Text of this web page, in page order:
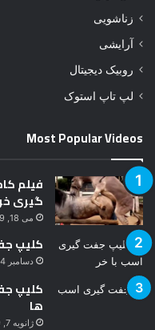
ا
ر
ک
ن
زناشویی
آرایشی
روبیک دیجیتال
لپ تاپ استوک
Most Popular Videos
فیلم
گیری
می 18, 2019
کلیپ
دسامبر 24, 2018
کلیپ
ها
ژانویه 7, 2019